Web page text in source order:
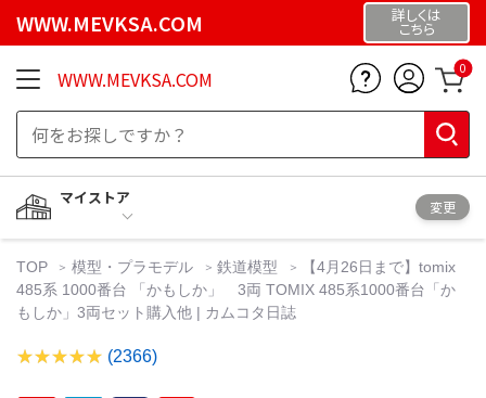
WWW.MEVKSA.COM 詳しくは
こちら
WWW.MEVKSA.COM 0
マイストア
変更
TOP 模型・プラモデル 鉄道模型
【4月26日まで】tomix
485系 1000番台 「かもしか」 3両 TOMIX 485系1000番台「か
もしか」3両セット購入他 | カムコタ日誌
(2366)